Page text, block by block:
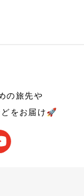
の旅先や
をお届け🚀